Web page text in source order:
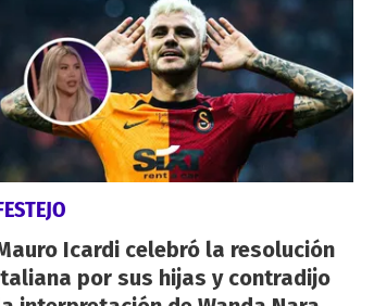
Icardi celebró la resolución
por sus hijas y contradijo